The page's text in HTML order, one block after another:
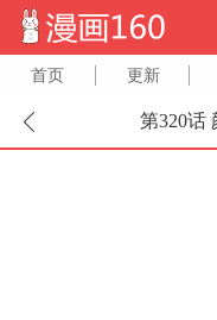
首页 更新
第320话